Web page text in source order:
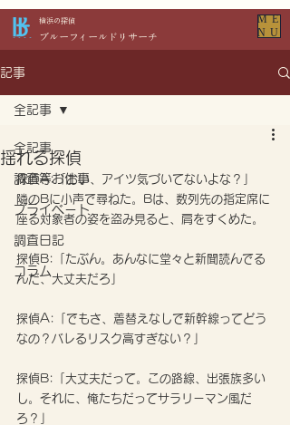
​横浜の探偵
​ブルーフィールドリサーチ
ME
NU
記事
全記事
調査等お仕事
プライベート
調査日記
コラム
全記事
揺れる探偵
探偵A:「おい、アイツ気づいてないよな？」
隣のBに小声で尋ねた。Bは、数列先の指定席に
座る対象者の姿を盗み見ると、肩をすくめた。
探偵B:「たぶん。あんなに堂々と新聞読んでる
んだ、大丈夫だろ」
探偵A:「でもさ、着替えなしで新幹線ってどう
なの？バレるリスク高すぎない？」
探偵B:「大丈夫だって。この路線、出張族多い
し。それに、俺たちだってサラリーマン風だ
ろ？」